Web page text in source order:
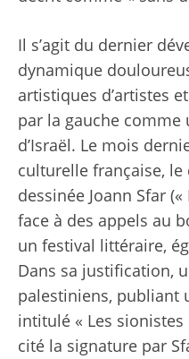
Il s’agit du dernier
dynamique
artistiques d’artistes
par la gauche
d’Israël. Le mois
culturelle française,
dessinée Joann Sfar
face à des appels au
un festival littéraire,
Dans sa justification,
palestiniens, publiant
intitulé « Les
cité la signature par